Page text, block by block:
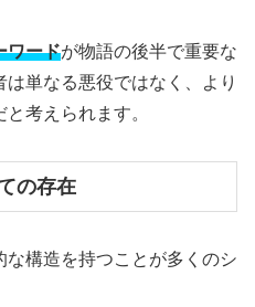
ワードが物語の後半で重要な
単なる悪役ではなく、より
考えられます。
の存在
構造を持つことが多くのシ